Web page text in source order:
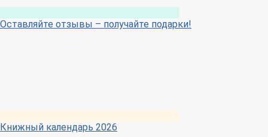
Оставляйте отзывы – получайте подарки!
Книжный календарь 2026